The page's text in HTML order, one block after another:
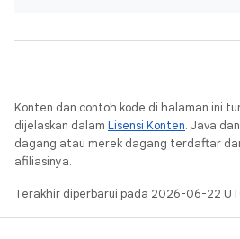
Konten dan contoh kode di halaman ini
dijelaskan dalam Lisensi Konten. Java
dagang atau merek dagang terdaftar
afiliasinya.
Terakhir diperbarui pada 2026-06-22